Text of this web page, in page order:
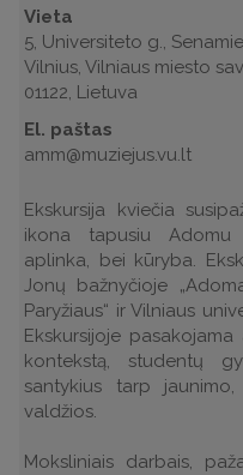
Vieta
5, Universiteto g.,
Vilnius, Vilniaus miesto
01122, Lietuva
El. paštas
amm@muziejus.vu.lt
Ekskursija kviečia
ikona tapusiu Adomu
aplinka, bei kūryba.
Jonų bažnyčioje
Paryžiaus“ ir Vilniaus
Ekskursijoje
kontekstą, studentų
santykius tarp
valdžios.
Moksliniais darbais,